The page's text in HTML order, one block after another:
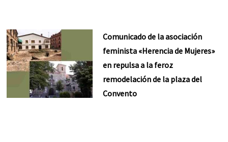
Comunicado de la asociación
feminista «Herencia de Mujeres»
en repulsa a la feroz
remodelación de la plaza del
Convento